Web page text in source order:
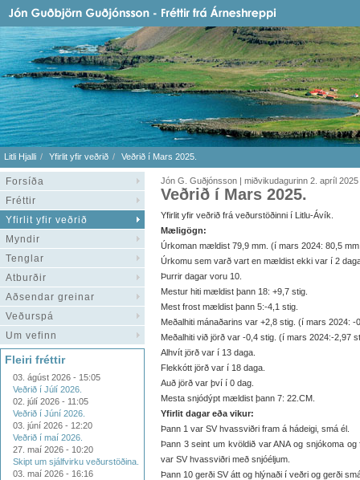
Litli Hjalli Yfirlit yfir veðrið Veðrið í Mars 2025.
Forsíða
Fréttir
Yfirlit yfir veðrið
Myndir
Tenglar
Atburðir
Aðsendar greinar
Veðurspá
Um vefinn
Fleiri fréttir
03. ágúst 2026 - 15:05
Veðrið í Júlí 2026.
02. júlí 2026 - 11:05
Veðrið í Júní 2026.
03. júní 2026 - 12:20
Veðrið í maí 2026.
27. maí 2026 - 10:20
Skipt um sjálfvirku veðurstöðina.
03. maí 2026 - 16:16
Jón G. Guðjónsson | miðvikudagurinn 2. apríl 2025
Veðrið í Mars 2025.
Yfirlit yfir veðrið frá veðurstöðinni í Litlu-Ávík.
Mæligögn:
Úrkoman mældist 79,9 mm. (í mars 2024: 80,5
Úrkomu sem varð vart en mældist ekki var í 2
Þurrir dagar voru 10.
Mestur hiti mældist þann 18: +9,7 stig.
Mest frost mældist þann 5:-4,1 stig.
Meðalhiti mánaðarins var +2,8 stig. (í mars 2024: -
Meðalhiti við jörð var -0,4 stig. (í mars 2024:-2,97
Alhvít jörð var í 13 daga.
Flekkótt jörð var í 18 daga.
Auð jörð var því í 0 dag.
Mesta snjódýpt mældist þann 7: 22.CM.
Yfirlit dagar eða vikur:
Þann 1 var SV hvassviðri fram á hádeigi, smá él.
Þann 3 seint um kvöldið var ANA og snjókoma
var SV hvassviðri með snjóéljum.
Þann 10 gerði SV átt og hlýnaði í veðri og gerði